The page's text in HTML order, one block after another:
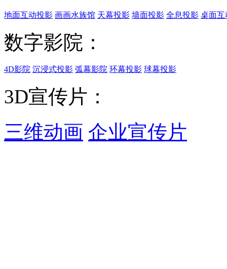
地面互动投影 画画水族馆 天幕投影 墙面投影 全息投影 桌面互
数字影院：
4D影院 沉浸式投影 弧幕影院 环幕投影 球幕投影
3D宣传片：
三维动画 企业宣传片